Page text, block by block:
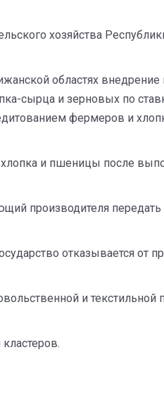
хозяйства
областях
сырца и зерновых по
фермеров и
хлопка и пшеницы после
производителя
отказывается от
и текстильной
кластеров.